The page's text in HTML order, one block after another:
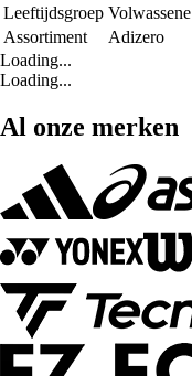
Leeftijdsgroep Volwassene
Assortiment
Adizero
Loading...
Loading...
Al onze merken